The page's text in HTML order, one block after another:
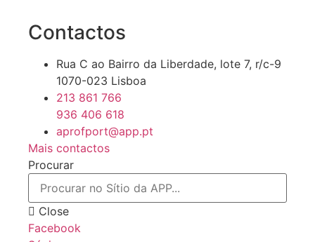
Contactos
Rua C ao Bairro da Liberdade, lote 7, r/c-9
1070-023 Lisboa
213 861 766
936 406 618
aprofport@app.pt
Mais contactos
Procurar
Close
Facebook